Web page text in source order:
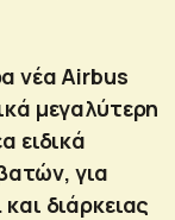
νέα Airbus
μεγαλύτερη
ειδικά
για
διάρκειας